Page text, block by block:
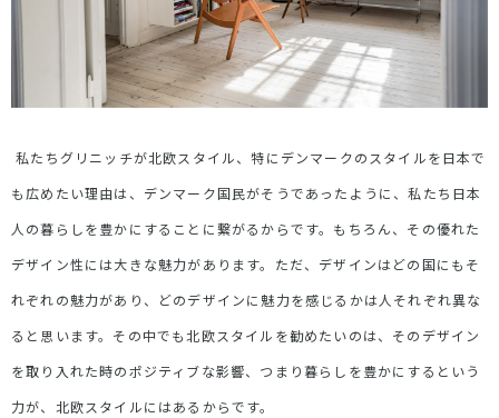
私たちグリニッチが北欧スタイル、特にデンマークのスタイルを日本で
も広めたい理由は、デンマーク国民がそうであったように、私たち日本
人の暮らしを豊かにすることに繋がるからです。もちろん、その優れた
デザイン性には大きな魅力があります。ただ、デザインはどの国にもそ
れぞれの魅力があり、どのデザインに魅力を感じるかは人それぞれ異な
ると思います。その中でも北欧スタイルを勧めたいのは、そのデザイン
を取り入れた時のポジティブな影響、つまり暮らしを豊かにするという
力が、北欧スタイルにはあるからです。